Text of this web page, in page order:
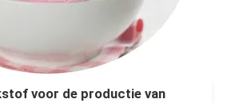
voor de productie van